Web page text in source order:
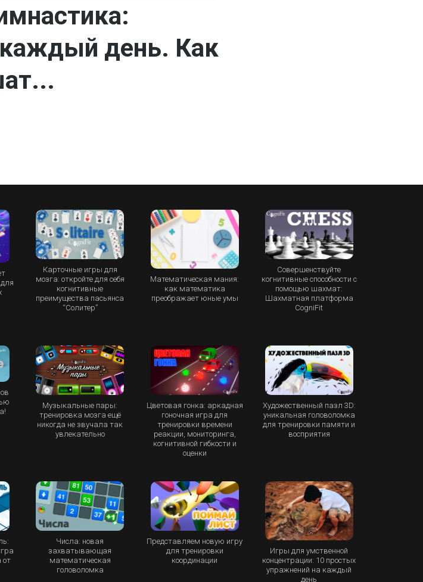
день. Как
Карточные игры для
мозга: откройте для себя
когнитивные
преимущества пасьянса
“Cолитер”
Математическая мания:
как математика
преображает юные умы
Совершенствуйте
когнитивные способности с
помощью шахмат:
Шахматная платформа
CogniFit
Музыкальные пары:
тренировка мозга ещё
никогда не звучала так
увлекательно
Цветовая гонка: аркадная
гоночная игра для
тренировки времени
реакции, мониторинга,
когнитивной гибкости и
оценки
Художественный пазл 3D:
уникальная головоломка
для тренировки памяти и
восприятия
от
Числа: новая
захватывающая
математическая
головоломка
Представляем новую игру
для тренировки
координации
Игры для умственной
концентрации: 10 простых
упражнений на каждый
день